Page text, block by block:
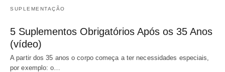
SUPLEMENTAÇÃO
5 Suplementos Obrigatórios Após os 35 Anos
(vídeo)
A partir dos 35 anos o corpo começa a ter necessidades especiais,
por exemplo: o…